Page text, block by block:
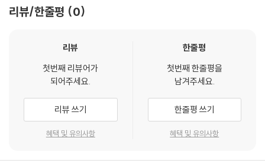
그의 대표작인 『장갑 없이 눈물을 닦지 마세요』는 인구 9백만의 스웨덴에
라마로도 만들어져서 34퍼센트의 시청률을 기록하며 ‘왕자의 게임’ 등의
경쟁작들을 제치고서 최고의 화제작이 되었다.
리뷰/한줄평 0
리뷰
첫번째 리뷰어가
되어주세요.
리뷰 쓰기
혜택 및 유의사항
한줄평
첫번째 한줄평을
남겨주세요.
한줄평 쓰기
혜택 및 유의사항